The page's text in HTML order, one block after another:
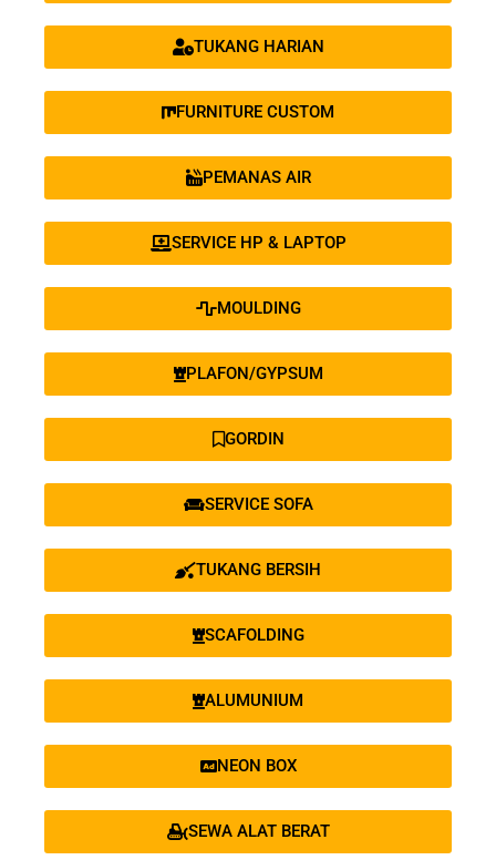
TUKANG HARIAN
FURNITURE CUSTOM
PEMANAS AIR
SERVICE HP & LAPTOP
MOULDING
PLAFON/GYPSUM
GORDIN
SERVICE SOFA
TUKANG BERSIH
SCAFOLDING
ALUMUNIUM
NEON BOX
SEWA ALAT BERAT